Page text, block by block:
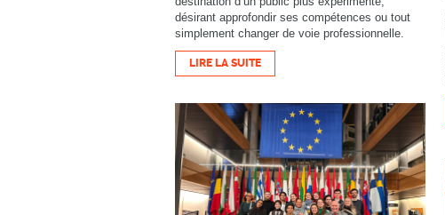
désirant approfondir ses compétences ou tout
simplement changer de voie professionnelle.
LIRE LA SUITE